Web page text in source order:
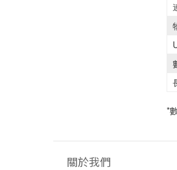
*
關於我們